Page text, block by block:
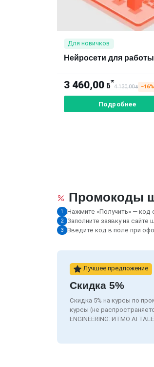
Для новичков
Нейросети для работы
3 460,00 ƃ*
4 130,00ƃ −16%
Подробнее
Промокоды
1 Нажмите «Получить» — код
2 Заполните заявку на
3 Введите код в поле при
Лучшее предложение
​Скидка 5%
Скидка 5% на курсы по
курсы (не
ENGINEERING: ИТМО AI